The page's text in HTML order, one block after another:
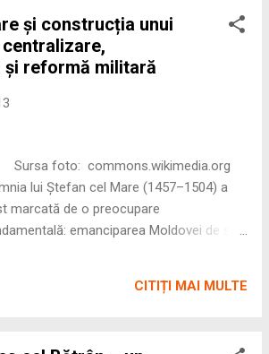
către comerțul transilvănean
a restabili fluxurile comerciale
de tensiunile politice dintre Ungaria
negustorilor din Brașov și Bistrița.
fiii săi, ceea ce confirmă existența lor.
măs...
și construcția unui
și reformă militară
foto: commons.wikimedia.org
lui Ștefan cel Mare (1457–1504) a
marcată de o preocupare
emanciparea Moldovei de sub
ale marilor puteri vecine. Pentru a
CITIȚI MAI MULTE